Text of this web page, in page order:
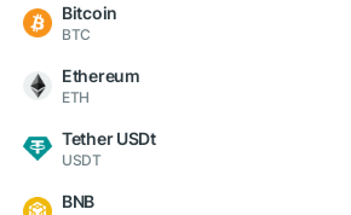
Bitcoin
BTC
Ethereum
ETH
Tether USDt
USDT
BNB